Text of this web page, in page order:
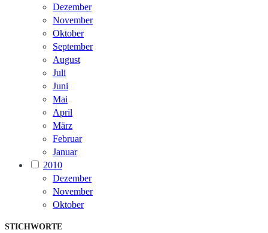
Dezember
November
Oktober
September
August
Juli
Juni
Mai
April
März
Februar
Januar
2010
Dezember
November
Oktober
STICHWORTE